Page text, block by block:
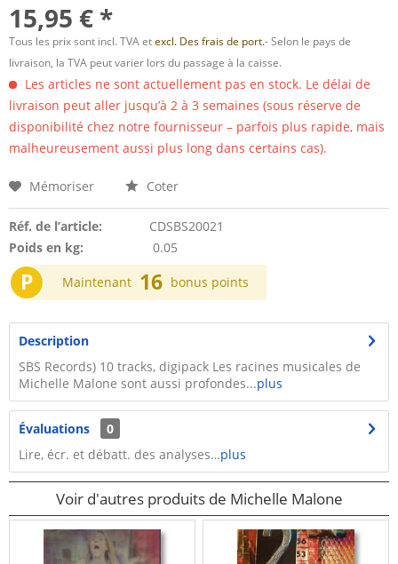
15,95 € *
Tous les prix sont incl. TVA etexcl. Des frais de port.- Selon le pays de
livraison, la TVA peut varier lors du passage à la caisse.
Les articles ne sont actuellement pas en stock. Le délai de
livraison peut aller jusqu’à 2 à 3 semaines (sous réserve de
disponibilité chez notre fournisseur – parfois plus rapide, mais
malheureusement aussi plus long dans certains cas).
Mémoriser Coter
Réf. de l’article:
CDSBS20021
Poids en kg:
0.05
P Maintenant 16 bonus points
Description
SBS Records) 10 tracks, digipack Les racines musicales de
Michelle Malone sont aussi profondes...plus
Évaluations
0
Lire, écr. et débatt. des analyses…plus
Voir d'autres produits de Michelle Malone